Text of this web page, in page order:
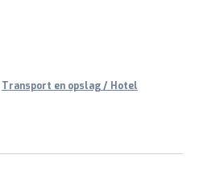
Transport en opslag / Hotel